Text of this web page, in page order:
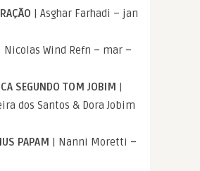
| Asghar Farhadi – jan
Nicolas Wind Refn – mar –
SEGUNDO TOM JOBIM |
dos Santos & Dora Jobim
PAPAM | Nanni Moretti –